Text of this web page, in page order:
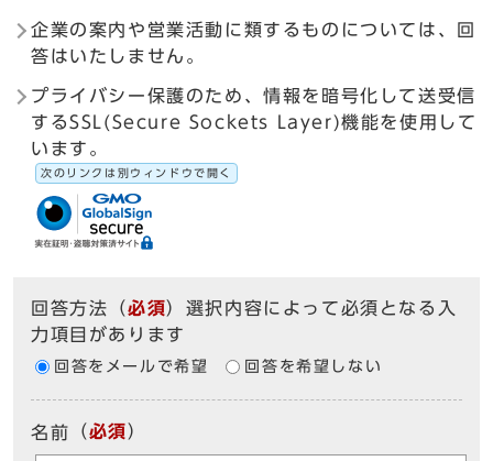
企業の案内や営業活動に類するものについては、回
答はいたしません。
プライバシー保護のため、情報を暗号化して送受信
するSSL(Secure Sockets Layer)機能を使用して
います。
次のリンクは別ウィンドウで開く
回答方法 （必須）選択内容によって必須となる入
力項目があります
回答をメールで希望 回答を希望しない
名前 （必須）